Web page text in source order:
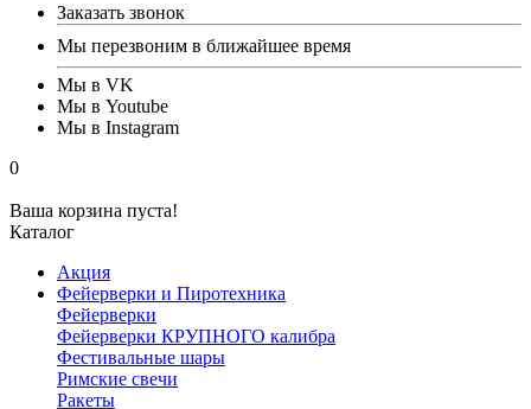
Заказать звонок
Мы перезвоним в ближайшее время
Мы в VK
Мы в Youtube
Мы в Instagram
0
Ваша корзина пуста!
Каталог
Акция
Фейерверки и Пиротехника
Фейерверки
Фейерверки КРУПНОГО калибра
Фестивальные шары
Римские свечи
Ракеты